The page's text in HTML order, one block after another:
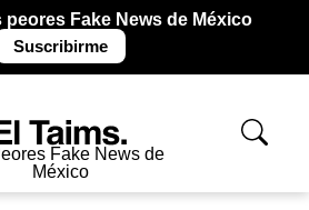
Fake News de México
Suscribirme
Fake News de
México